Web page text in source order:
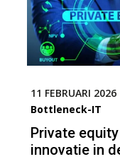
11 FEBRUARI 2026
Bottleneck-IT
Private
innovatie in